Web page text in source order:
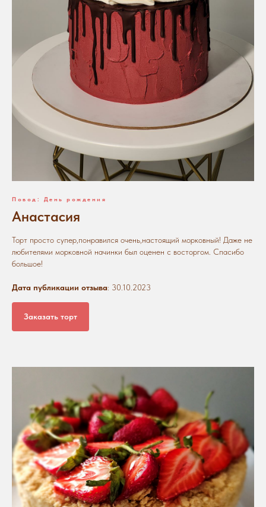
Повод: День рождения
Анастасия
Торт просто супер,понравился очень,настоящий морковный! Даже не
любителями морковной начинки был оценен с восторгом. Спасибо
большое!
Дата публикации отзыва: 30.10.2023
Заказать торт